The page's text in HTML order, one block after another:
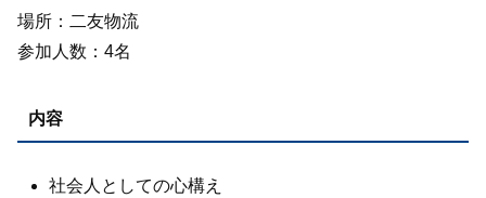
場所：二友物流
参加人数：4名
内容
社会人としての心構え